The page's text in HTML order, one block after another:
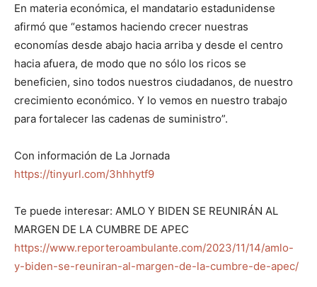
En materia económica, el mandatario estadunidense
afirmó que “estamos haciendo crecer nuestras
economías desde abajo hacia arriba y desde el centro
hacia afuera, de modo que no sólo los ricos se
beneficien, sino todos nuestros ciudadanos, de nuestro
crecimiento económico. Y lo vemos en nuestro trabajo
para fortalecer las cadenas de suministro”.
Con información de La Jornada
https://tinyurl.com/3hhhytf9
Te puede interesar: AMLO Y BIDEN SE REUNIRÁN AL
MARGEN DE LA CUMBRE DE APEC
https://www.reporteroambulante.com/2023/11/14/amlo-
y-biden-se-reuniran-al-margen-de-la-cumbre-de-apec/